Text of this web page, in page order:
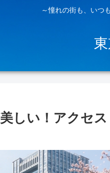
～憧れの街も、いつ
しい！アクセ